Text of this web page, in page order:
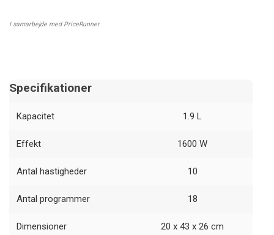
I samarbejde med PriceRunner
Specifikationer
Kapacitet 1.9 L
Effekt 1600 W
Antal hastigheder 10
Antal programmer 18
Dimensioner 20 x 43 x 26 cm